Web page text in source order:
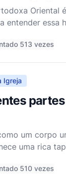
Oriental
entender essa
513 vezes
Igreja
um corpo
uma rica
510 vezes